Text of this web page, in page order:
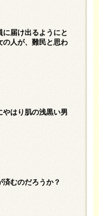
届け出るようにと
の人が、難民と思わ
やはり肌の浅黒い男
済むのだろうか？